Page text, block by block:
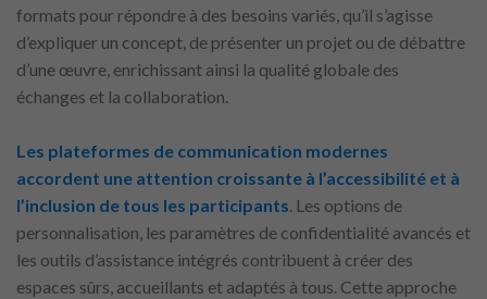
formats pour répondre à des besoins variés, qu’il s’agisse
d’expliquer un concept, de présenter un projet ou de débattre
d’une œuvre, enrichissant ainsi la qualité globale des
échanges et la collaboration.
Les plateformes de communication modernes
accordent une attention croissante à l’accessibilité et à
l’inclusion de tous les participants. Les options de
personnalisation, les paramètres de confidentialité avancés et
les outils d’assistance intégrés contribuent à créer des
espaces sûrs, accueillants et adaptés à tous. Cette approche